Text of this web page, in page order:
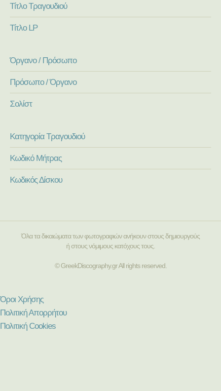
Τίτλο Τραγουδιού
Τίτλο LP
Όργανο / Πρόσωπο
Πρόσωπο / Όργανο
Σολίστ
Κατηγορία Τραγουδιού
Κωδικό Μήτρας
Κωδικός Δίσκου
Όλα τα δικαιώματα των φωτογραφιών ανήκουν στους δημιουργούς
ή στους νόμιμους κατόχους τους.
© GreekDiscography.gr All rights reserved.
Όροι Χρήσης
Πολιτική Απορρήτου
Πολιτική Cookies